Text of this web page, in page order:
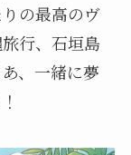
の最高のヴ
行、石垣島
、一緒に夢